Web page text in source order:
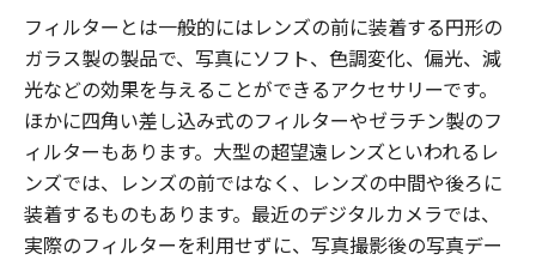
フィルターとは一般的にはレンズの前に装着する円形の
ガラス製の製品で、写真にソフト、色調変化、偏光、減
光などの効果を与えることができるアクセサリーです。
ほかに四角い差し込み式のフィルターやゼラチン製のフ
ィルターもあります。大型の超望遠レンズといわれるレ
ンズでは、レンズの前ではなく、レンズの中間や後ろに
装着するものもあります。最近のデジタルカメラでは、
実際のフィルターを利用せずに、写真撮影後の写真デー